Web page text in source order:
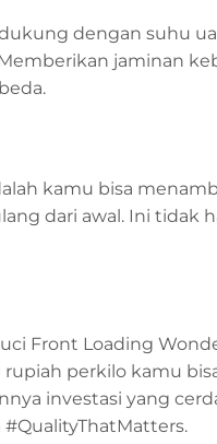
dengan suhu
jaminan
kamu bisa
dari awal. Ini
Front Loading
perkilo kamu
investasi yang